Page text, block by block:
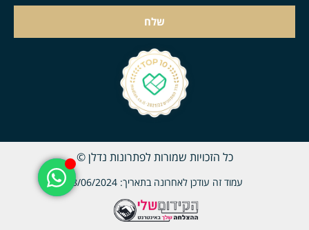
שלח
כל הזכויות שמורות לפתרונות נדלן ©
עמוד זה עודכן לאחרונה בתאריך: 18/06/2024